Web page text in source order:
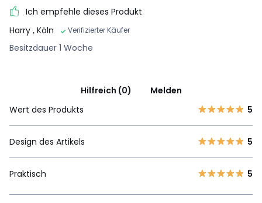
Ich empfehle dieses Produkt
Harry , Köln Verifizierter Käufer
Besitzdauer 1 Woche
Hilfreich (0)
Melden
Wert des Produkts
5
Design des Artikels 5
Praktisch 5